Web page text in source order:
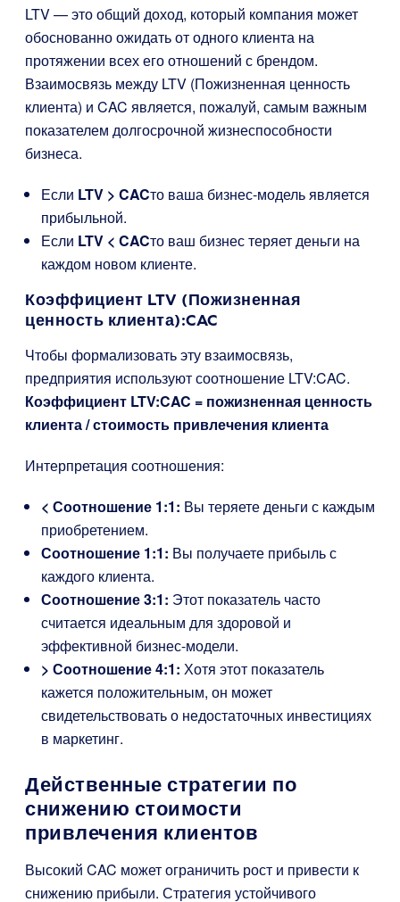
LTV — это общий доход, который компания может
обоснованно ожидать от одного клиента на
протяжении всех его отношений с брендом.
Взаимосвязь между LTV (Пожизненная ценность
клиента) и CAC является, пожалуй, самым важным
показателем долгосрочной жизнеспособности
бизнеса.
Если LTV > CACто ваша бизнес-модель является
прибыльной.
Если LTV < CACто ваш бизнес теряет деньги на
каждом новом клиенте.
Коэффициент LTV (Пожизненная
ценность клиента):CAC
Чтобы формализовать эту взаимосвязь,
предприятия используют соотношение LTV:CAC.
Коэффициент LTV:CAC = пожизненная ценность
клиента / стоимость привлечения клиента
Интерпретация соотношения:
< Соотношение 1:1: Вы теряете деньги с каждым
приобретением.
Соотношение 1:1: Вы получаете прибыль с
каждого клиента.
Соотношение 3:1: Этот показатель часто
считается идеальным для здоровой и
эффективной бизнес-модели.
> Соотношение 4:1: Хотя этот показатель
кажется положительным, он может
свидетельствовать о недостаточных инвестициях
в маркетинг.
Действенные стратегии по
снижению стоимости
привлечения клиентов
Высокий CAC может ограничить рост и привести к
снижению прибыли. Стратегия устойчивого